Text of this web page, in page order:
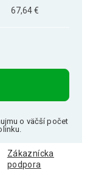
67,64 €
o väčší počet
Zákaznícka
podpora